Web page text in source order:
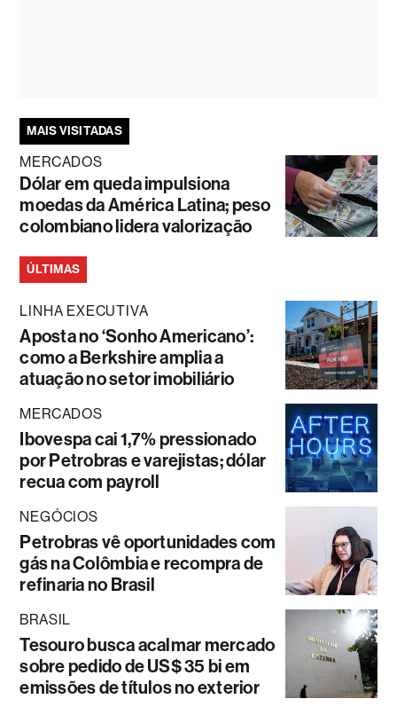
MAIS VISITADAS
MERCADOS
Dólar em queda impulsiona
moedas da América Latina; peso
colombiano lidera valorização
ÚLTIMAS
LINHA EXECUTIVA
Aposta no ‘Sonho Americano’:
como a Berkshire amplia a
atuação no setor imobiliário
MERCADOS
Ibovespa cai 1,7% pressionado
por Petrobras e varejistas; dólar
recua com payroll
NEGÓCIOS
Petrobras vê oportunidades com
gás na Colômbia e recompra de
refinaria no Brasil
BRASIL
Tesouro busca acalmar mercado
sobre pedido de US$ 35 bi em
emissões de títulos no exterior